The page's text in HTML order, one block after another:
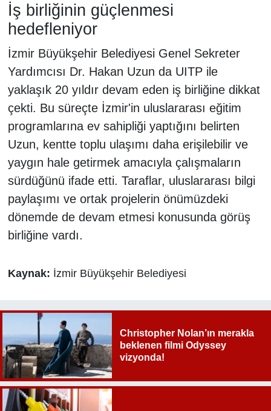
İş birliğinin güçlenmesi
hedefleniyor
İzmir Büyükşehir Belediyesi Genel Sekreter
Yardımcısı Dr. Hakan Uzun da UITP ile
yaklaşık 20 yıldır devam eden iş birliğine dikkat
çekti. Bu süreçte İzmir'in uluslararası eğitim
programlarına ev sahipliği yaptığını belirten
Uzun, kentte toplu ulaşımı daha erişilebilir ve
yaygın hale getirmek amacıyla çalışmaların
sürdüğünü ifade etti. Taraflar, uluslararası bilgi
paylaşımı ve ortak projelerin önümüzdeki
dönemde de devam etmesi konusunda görüş
birliğine vardı.
Kaynak: İzmir Büyükşehir Belediyesi
Christopher Nolan’ın merakla
beklenen filmi Odyssey
vizyonda!